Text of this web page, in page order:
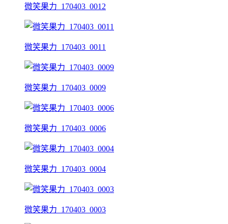
微笑果力_170403_0012
微笑果力_170403_0011
微笑果力_170403_0009
微笑果力_170403_0006
微笑果力_170403_0004
微笑果力_170403_0003